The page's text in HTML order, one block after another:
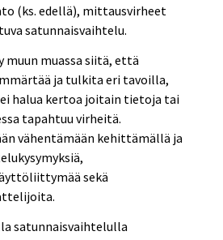
(ks. edellä), mittausvirheet
satunnaisvaihtelu.
muassa siitä, että
ja tulkita eri tavoilla,
halua kertoa joitain tietoja tai
tapahtuu virheitä.
vähentämään kehittämällä ja
sekä
satunnaisvaihtelulla